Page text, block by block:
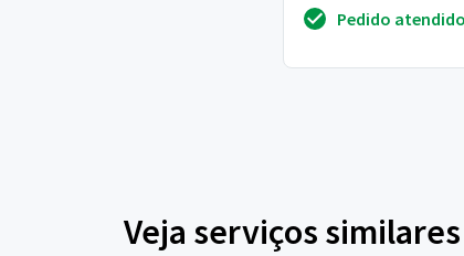
prevendo cargas...
Pedido atendido
Veja serviços